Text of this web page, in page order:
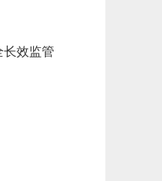
效监管